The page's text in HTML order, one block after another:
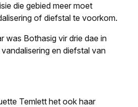
die gebied meer moet
of diefstal te voorkom.
was Bothasig vir drie dae in
en diefstal van
Temlett het ook haar